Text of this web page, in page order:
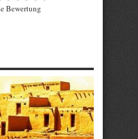
Bewertung